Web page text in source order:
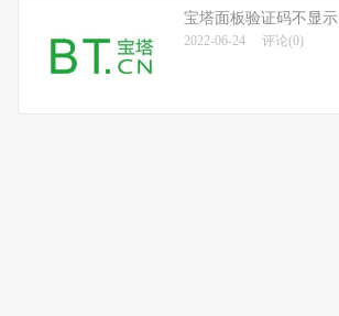
宝塔面板验证码不显示
2022-06-24 评论(0)